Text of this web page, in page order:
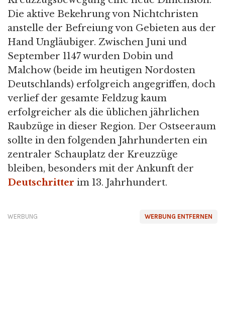
Die aktive Bekehrung von Nichtchristen
anstelle der Befreiung von Gebieten aus der
Hand Ungläubiger. Zwischen Juni und
September 1147 wurden Dobin und
Malchow (beide im heutigen Nordosten
Deutschlands) erfolgreich angegriffen, doch
verlief der gesamte Feldzug kaum
erfolgreicher als die üblichen jährlichen
Raubzüge in dieser Region. Der Ostseeraum
sollte in den folgenden Jahrhunderten ein
zentraler Schauplatz der Kreuzzüge
bleiben, besonders mit der Ankunft der
Deutschritter im 13. Jahrhundert.
WERBUNG ENTFERNEN
WERBUNG